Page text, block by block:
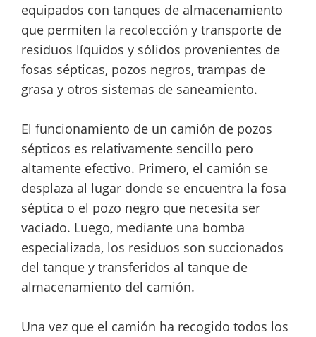
equipados con tanques de almacenamiento
que permiten la recolección y transporte de
residuos líquidos y sólidos provenientes de
fosas sépticas, pozos negros, trampas de
grasa y otros sistemas de saneamiento.
El funcionamiento de un camión de pozos
sépticos es relativamente sencillo pero
altamente efectivo. Primero, el camión se
desplaza al lugar donde se encuentra la fosa
séptica o el pozo negro que necesita ser
vaciado. Luego, mediante una bomba
especializada, los residuos son succionados
del tanque y transferidos al tanque de
almacenamiento del camión.
Una vez que el camión ha recogido todos los